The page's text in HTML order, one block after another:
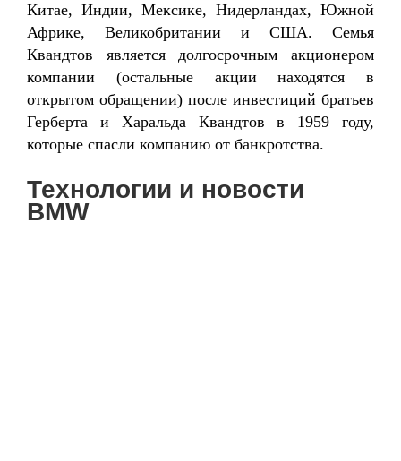
Китае, Индии, Мексике, Нидерландах, Южной
Африке, Великобритании и США. Семья
Квандтов является долгосрочным акционером
компании (остальные акции находятся в
открытом обращении) после инвестиций братьев
Герберта и Харальда Квандтов в 1959 году,
которые спасли компанию от банкротства.
Технологии и новости
BMW